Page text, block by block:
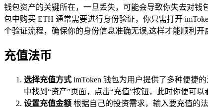
钱包资产的关键所在，一旦丢失，可能会导致你失去对钱
包中购买 ETH 通常需要进行身份验证，你只需打开
个验证流程，确保你的身份信息准确无误,这样才能顺利开
充值法币
选择充值方式 imToken 钱包为用户提供了多种便捷
中找到“资产”页面，点击“充值”按钮，此时你便可
设置充值金额 根据自己的投资需求，输入要充值的